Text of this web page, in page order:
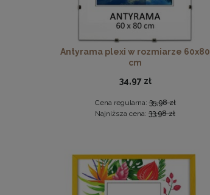
Antyrama plexi w rozmiarze 60x80
cm
34,97 zł
Cena regularna:35,98 zł
Najniższa cena: 33,98 zł